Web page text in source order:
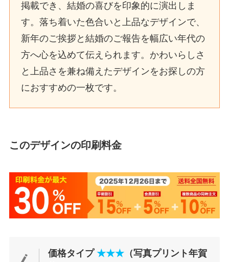
掲載でき、結婚の喜びを印象的に演出しま
す。落ち着いた色合いと上品なデザインで、
新年のご挨拶と結婚のご報告を幅広い年代の
方へ心を込めて伝えられます。かわいらしさ
と上品さを兼ね備えたデザインをお探しの方
におすすめの一枚です。
このデザインの印刷料金
価格タイプ★★★ （写真プリント年賀